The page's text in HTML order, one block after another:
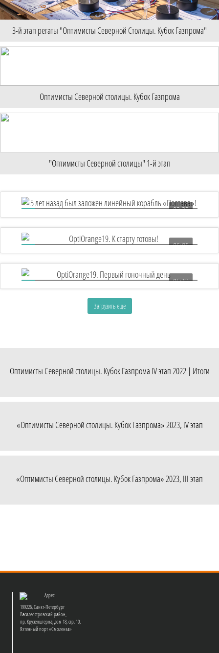
3-й этап регаты "Оптимисты Северной Столицы. Кубок Газпрома"
Оптимисты Северной столицы. Кубок Газпрома
"Оптимисты Северной столицы" 1-й этап
03:22
5 лет назад был заложен линейный корабль
«Полтава»!
06:06
OptiOrange19. К старту готовы!
05:13
OptiOrange19. Первый гоночный день
Загрузить еще
Оптимисты Северной столицы. Кубок Газпрома IV этап 2022 | Итоги
«Оптимисты Северной столицы. Кубок Газпрома» 2023, IV этап
«Оптимисты Северной столицы. Кубок Газпрома» 2023, III этап
Адрес:
199226, Санкт-Петербург
Василеостровский район,
пр. Крузенштерна, дом 18, стр. 10,
Яхтенный порт «Смоленка»